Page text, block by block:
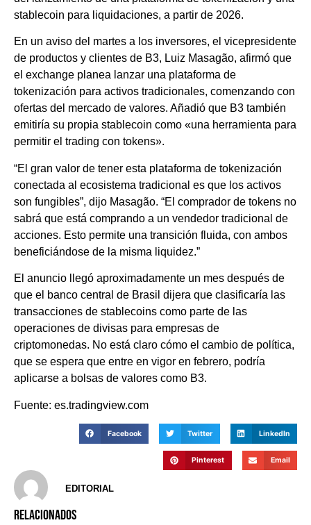
stablecoin para liquidaciones, a partir de 2026.
En un aviso del martes a los inversores, el vicepresidente
de productos y clientes de B3, Luiz Masagão, afirmó que
el exchange planea lanzar una plataforma de
tokenización para activos tradicionales, comenzando con
ofertas del mercado de valores. Añadió que B3 también
emitiría su propia stablecoin como «una herramienta para
permitir el trading con tokens».
“El gran valor de tener esta plataforma de tokenización
conectada al ecosistema tradicional es que los activos
son fungibles”, dijo Masagão. “El comprador de tokens no
sabrá que está comprando a un vendedor tradicional de
acciones. Esto permite una transición fluida, con ambos
beneficiándose de la misma liquidez.”
El anuncio llegó aproximadamente un mes después de
que el banco central de Brasil dijera que clasificaría las
transacciones de stablecoins como parte de las
operaciones de divisas para empresas de
criptomonedas. No está claro cómo el cambio de política,
que se espera que entre en vigor en febrero, podría
aplicarse a bolsas de valores como B3.
Fuente: es.tradingview.com
Facebook Twitter LinkedIn
Pinterest Email
EDITORIAL
RELACIONADOS